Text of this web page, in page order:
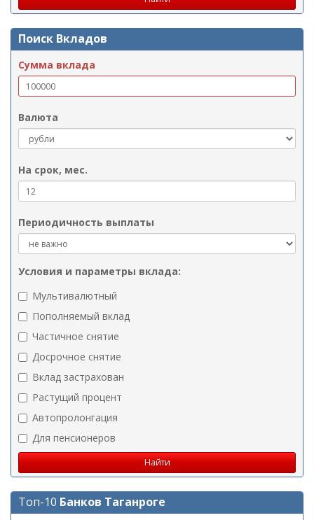
Поиск Вкладов
Сумма вклада
Валюта
На срок, мес.
Периодичность выплаты
Условия и параметры вклада:
Мультивалютный
Пополняемый вклад
Частичное снятие
Досрочное снятие
Вклад застрахован
Растущий процент
Автопролонгация
Для пенсионеров
Топ-10 Банков Таганроге